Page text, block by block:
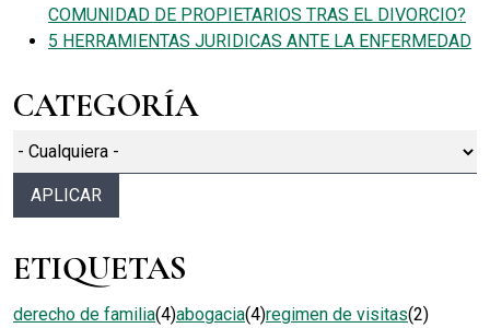
COMUNIDAD DE PROPIETARIOS TRAS EL DIVORCIO?
5 HERRAMIENTAS JURIDICAS ANTE LA ENFERMEDAD
CATEGORÍA
ETIQUETAS
derecho de familia(4)abogacia(4)regimen de visitas(2)